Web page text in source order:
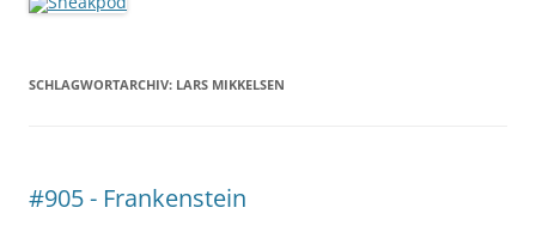
SCHLAGWORTARCHIV: LARS MIKKELSEN
#905 - Frankenstein